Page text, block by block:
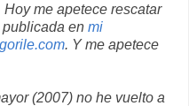
me apetece rescatar
en mi
. Y me apetece
(2007) no he vuelto a